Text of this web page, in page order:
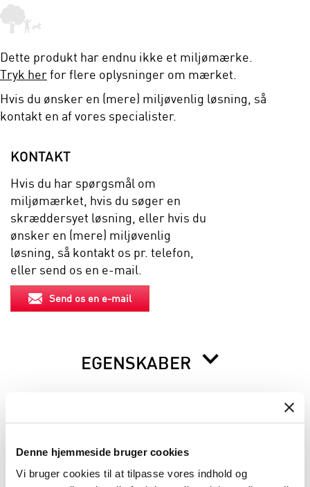
Denne hjemmeside bruger cookies
Vi bruger cookies til at tilpasse vores indhold og
Dette produkt har endnu ikke et miljømærke.
Tryk herfor flere oplysninger om mærket.
Hvis du ønsker en (mere) miljøvenlig løsning, så
kontakt en af vores specialister.
KONTAKT
Hvis du har spørgsmål om
miljømærket, hvis du søger en
skræddersyet løsning, eller hvis du
ønsker en (mere) miljøvenlig
løsning, så kontakt os pr. telefon,
eller send os en e-mail.
Send os en e-mail
EGENSKABER
INFORMATION FØR DU BESTILLLER